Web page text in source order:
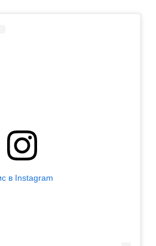
в Instagram